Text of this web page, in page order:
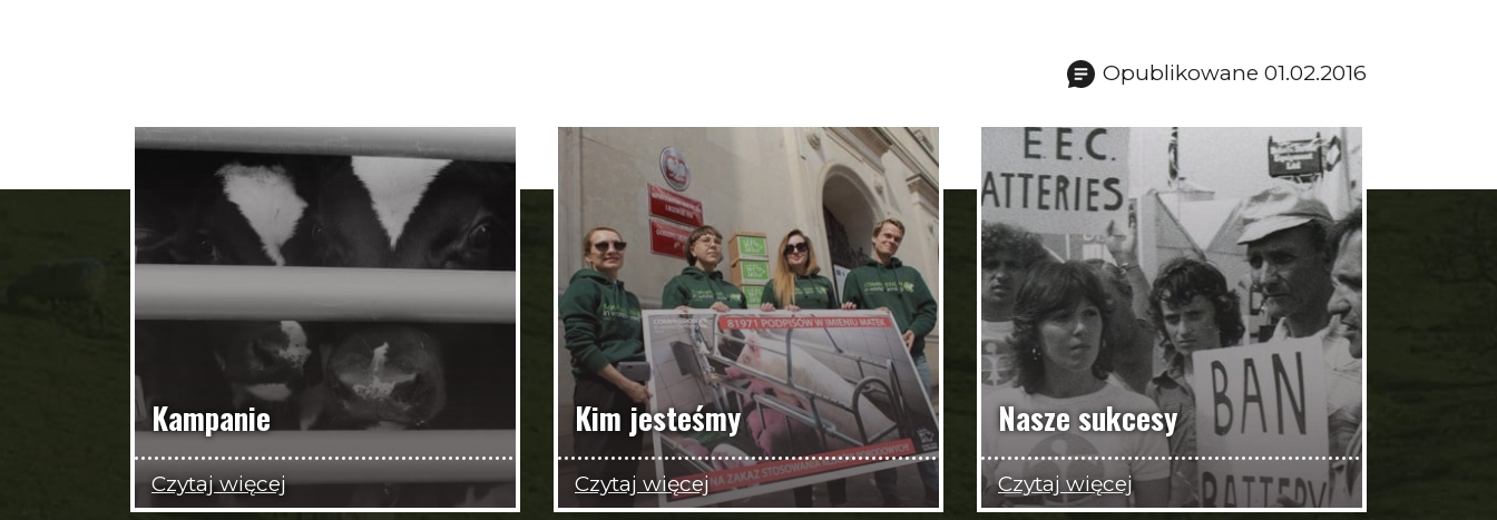
Opublikowane 01.02.2016
Kampanie
Czytaj więcej
Kim jesteśmy
Czytaj więcej
Nasze sukcesy
Czytaj więcej